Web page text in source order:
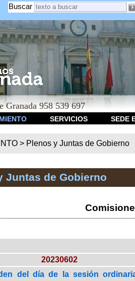
Buscar
958 539 697
SERVICIOS SEDE
> Plenos y Juntas de Gobierno
Juntas de Gobierno
20230602
del día de la sesión